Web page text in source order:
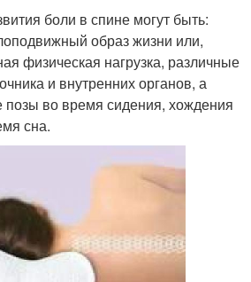
боли в спине могут быть:
образ жизни или,
физическая нагрузка, различные
и внутренних органов, а
во время сидения, хождения
сна.